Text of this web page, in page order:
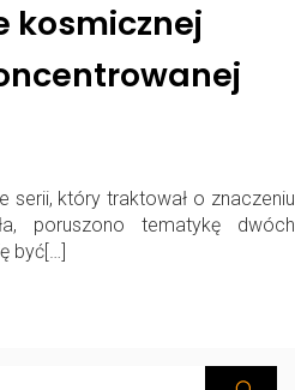
kosmicznej
serii, który traktował o znaczeniu
poruszono tematykę dwóch
być[…]